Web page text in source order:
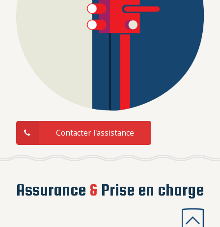
Contacter l'assistance
Assurance & Prise en charge